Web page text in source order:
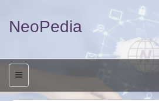
NeoPedia
منو